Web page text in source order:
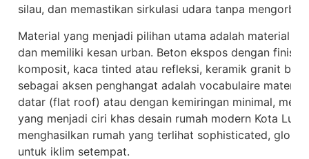
silau, dan memastikan sirkulasi udara tanpa
Material yang menjadi pilihan utama adalah material
dan memiliki kesan urban. Beton ekspos dengan
komposit, kaca tinted atau refleksi, keramik granit
sebagai aksen penghangat adalah vocabulaire
datar (flat roof) atau dengan kemiringan minimal,
yang menjadi ciri khas desain rumah modern Kota
menghasilkan rumah yang terlihat sophisticated,
untuk iklim setempat.